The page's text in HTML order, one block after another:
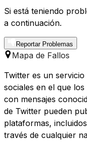
Si está teniendo
a continuación.
Reportar Problemas
Mapa de Fallos
Twitter es un
sociales en el que
con mensajes
de Twitter pueden
plataformas,
través de cualquier